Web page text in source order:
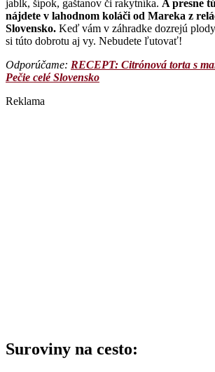
jabĺk, šípok, gaštanov či rakytníka. A presne
nájdete v lahodnom koláči od Mareka z
Slovensko. Keď vám v záhradke dozrejú
si túto dobrotu aj vy. Nebudete ľutovať!
Odporúčame: ​ RECEPT: Citrónová torta s
Pečie celé Slovensko
Reklama
Suroviny na cesto: